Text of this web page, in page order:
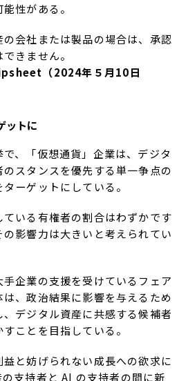
性がある。
会社または製品の場合は、承認
きません。
（2024年５月10日
ットに
、「仮想通貨」企業は、デジタ
スタンスを優先する単一争点の
ーゲットにしている。
いる有権者の割合はわずかです
影響力は大きいと考えられてい
手企業の支援を受けているフェア
、政治結果に影響を与えるため
デジタル資産に共感する候補者
ことを目指している。
と妨げられない成長への欲求に
支持者と AI の支持者の間に新